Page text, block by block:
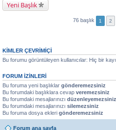
Yeni Başlık
76 başlık 1 2
KIMLER ÇEVRIMIÇI
Bu forumu görüntüleyen kullanıcılar: Hiç bir
FORUM IZINLERI
Bu foruma yeni başlıklar gönderemezsiniz
Bu forumdaki başlıklara cevap veremezsiniz
Bu forumdaki mesajlarınızı düzenleyemezsiniz
Bu forumdaki mesajlarınızı silemezsiniz
Bu foruma dosya ekleri gönderemezsiniz
Forum ana sayfa